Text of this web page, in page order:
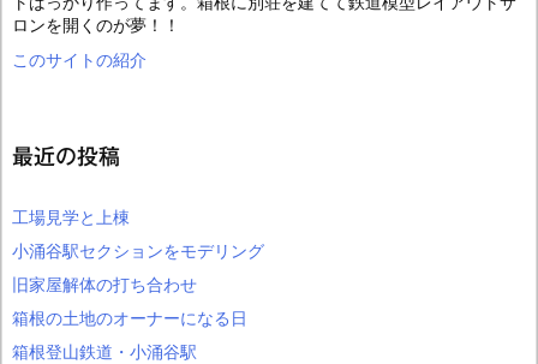
ロンを開くのが夢！！
このサイトの紹介
最近の投稿
工場見学と上棟
小涌谷駅セクションをモデリング
旧家屋解体の打ち合わせ
箱根の土地のオーナーになる日
箱根登山鉄道・小涌谷駅